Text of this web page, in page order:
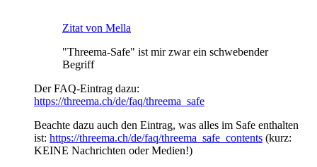
Zitat von Mella
"Threema-Safe" ist mir zwar ein schwebender
Begriff
Der FAQ-Eintrag dazu:
https://threema.ch/de/faq/threema_safe
Beachte dazu auch den Eintrag, was alles im Safe enthalten
ist: https://threema.ch/de/faq/threema_safe_contents (kurz:
KEINE Nachrichten oder Medien!)